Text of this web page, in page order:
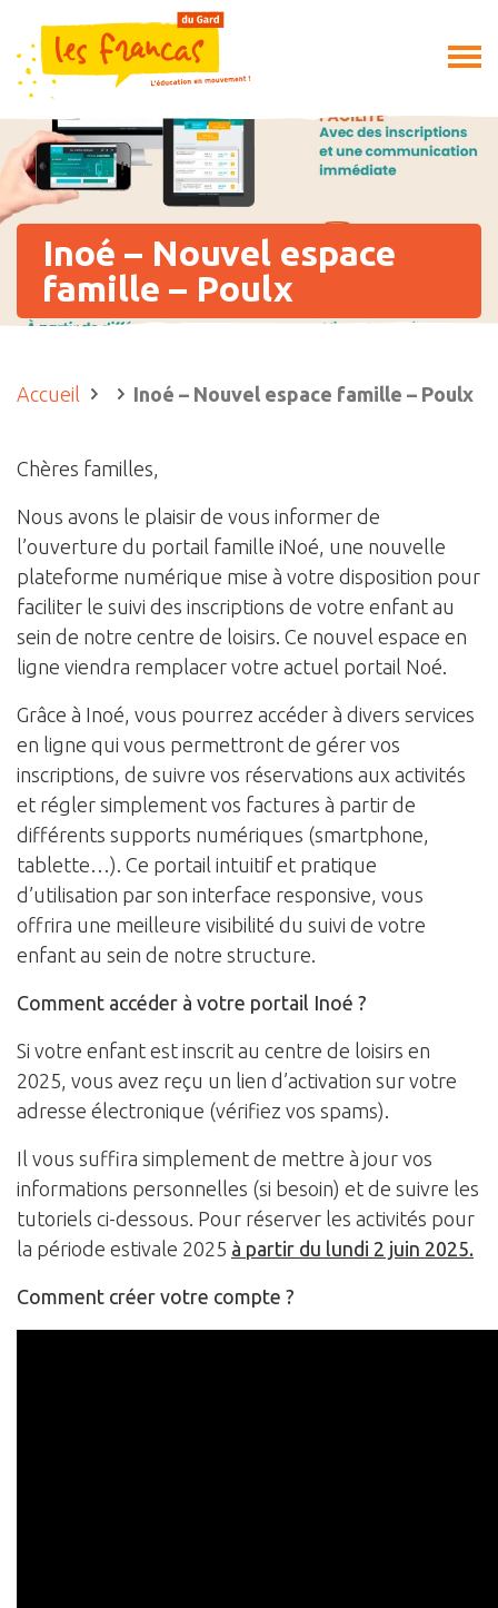
Inoé – Nouvel espace
famille – Poulx
Accueil Inoé – Nouvel espace famille – Poulx
Chères familles,
Nous avons le plaisir de vous informer de
l’ouverture du portail famille iNoé, une nouvelle
plateforme numérique mise à votre disposition pour
faciliter le suivi des inscriptions de votre enfant au
sein de notre centre de loisirs. Ce nouvel espace en
ligne viendra remplacer votre actuel portail Noé.
Grâce à Inoé, vous pourrez accéder à divers services
en ligne qui vous permettront de gérer vos
inscriptions, de suivre vos réservations aux activités
et régler simplement vos factures à partir de
différents supports numériques (smartphone,
tablette…). Ce portail intuitif et pratique
d’utilisation par son interface responsive, vous
offrira une meilleure visibilité du suivi de votre
enfant au sein de notre structure.
Comment accéder à votre portail Inoé ?
Si votre enfant est inscrit au centre de loisirs en
2025, vous avez reçu un lien d’activation sur votre
adresse électronique (vérifiez vos spams).
Il vous suffira simplement de mettre à jour vos
informations personnelles (si besoin) et de suivre les
tutoriels ci-dessous. Pour réserver les activités pour
la période estivale 2025 à partir du lundi 2 juin 2025.
Comment créer votre compte ?